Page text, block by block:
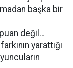
başka bir
değil…
yarattığı